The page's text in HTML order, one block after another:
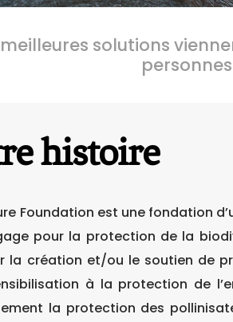
meilleures solutions
histoire
Foundation est une fondation
pour la protection de la
la création et/ou le soutien de
à la protection de
la protection des